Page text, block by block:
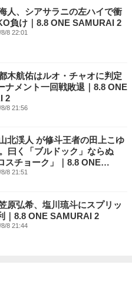
グを習う。
地にて「万生館」を設立された、
い、日々の修練により追求。
人、シアサラニの左ハイで衝
負け｜8.8 ONE SAMURAI 2
8 22:01
木航佑はルオ・チャオに判定
ナメント一回戦敗退｜8.8 ONE
2
8 21:56
北渓人 が修斗王者の田上こゆ
曰く「ブルドック」ならぬ
スチョーク」｜8.8 ONE
28 21:51
原弘希、塩川琉斗にスプリッ
｜8.8 ONE SAMURAI 2
8 21:44